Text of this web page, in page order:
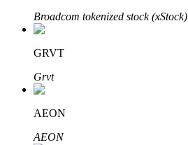
Broadcom tokenized stock (xStock)
GRVT
Grvt
AEON
AEON